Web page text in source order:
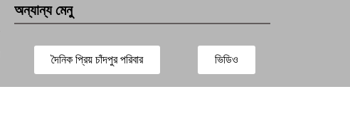
অন্যান্য মেনু
দৈনিক প্রিয় চাঁদপুর পরিবার ভিডিও